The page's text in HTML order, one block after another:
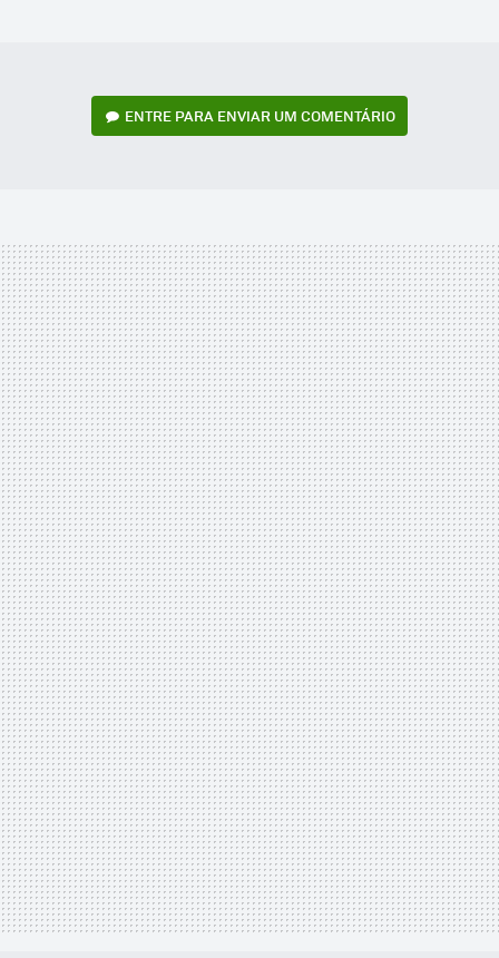
ENTRE PARA ENVIAR UM COMENTÁRIO